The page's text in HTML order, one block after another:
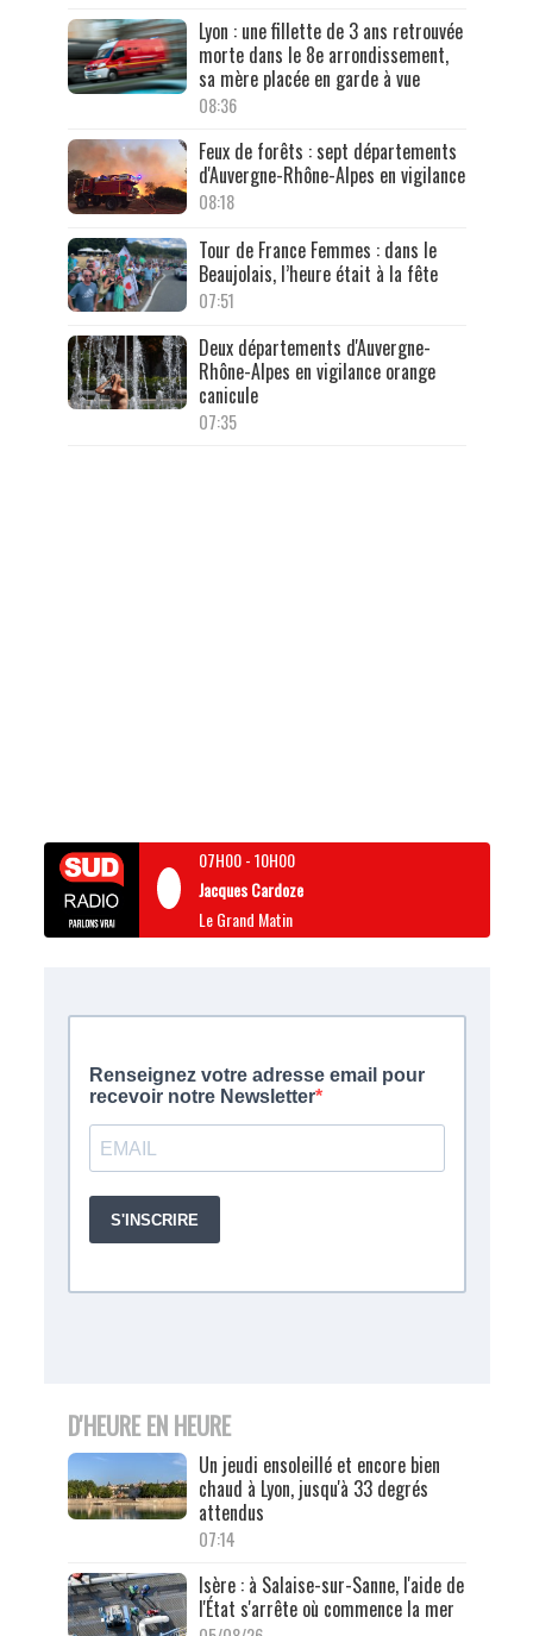
Lyon : une fillette de 3 ans retrouvée
morte dans le 8e arrondissement,
sa mère placée en garde à vue
08:36
Feux de forêts : sept départements
d'Auvergne-Rhône-Alpes en vigilance
08:18
Tour de France Femmes : dans le
Beaujolais, l’heure était à la fête
07:51
Deux départements d'Auvergne-
Rhône-Alpes en vigilance orange
canicule
07:35
07H00-10H00
Jacques Cardoze
Le Grand Matin
D'HEURE EN HEURE
Un jeudi ensoleillé et encore bien
chaud à Lyon, jusqu'à 33 degrés
attendus
07:14
Isère : à Salaise-sur-Sanne, l'aide de
l'État s'arrête où commence la mer